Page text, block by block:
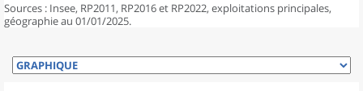
Sources : Insee, RP2011, RP2016 et RP2022, exploitations principales,
géographie au 01/01/2025.